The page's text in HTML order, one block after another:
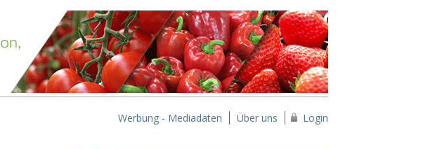
Werbung - Mediadaten Über uns Login